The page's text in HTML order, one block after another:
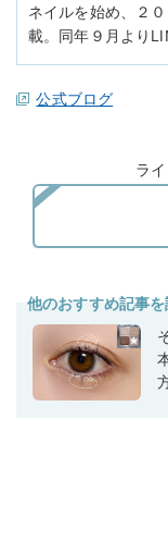
ネイルを始め、２
載。同年９月より
公式ブログ
ラ
他のおすすめ記事